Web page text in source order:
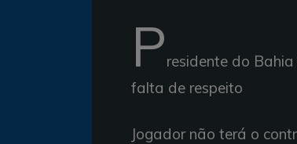
Presidente do
falta de respeito
Jogador não terá o